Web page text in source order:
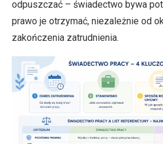
odpuszczać – świadectwo bywa
prawo je otrzymać, niezależnie od
zakończenia zatrudnienia.